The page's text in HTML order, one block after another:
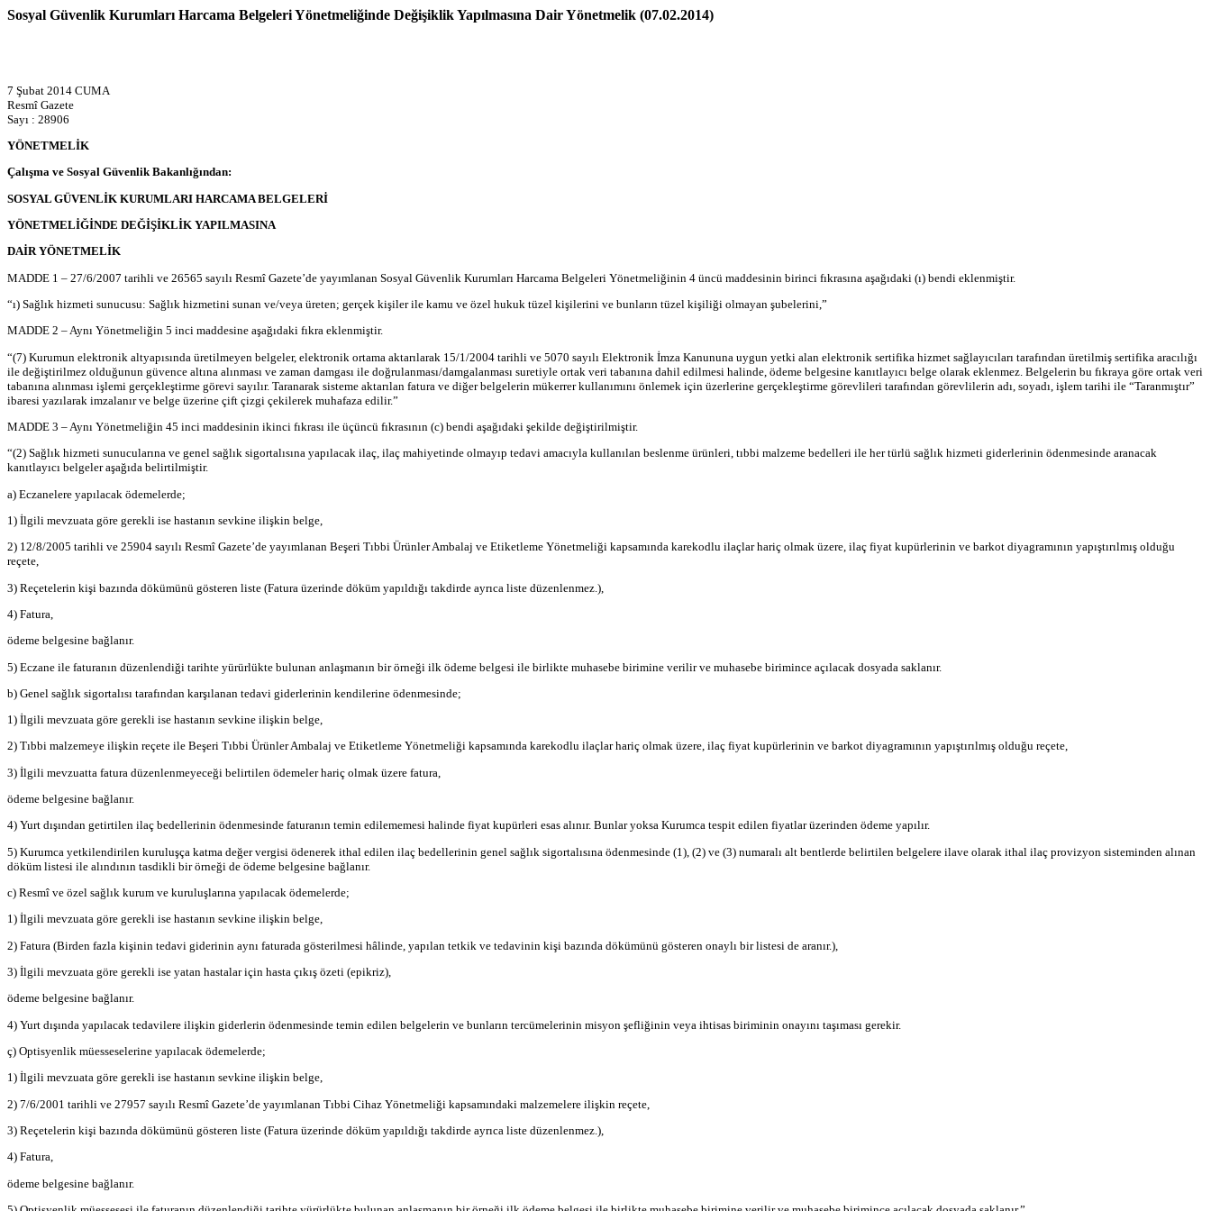
Sosyal Güvenlik Kurumları Harcama Belgeleri Yönetmeliğinde Değişiklik Yapılmasına Dair Yönetmelik (07.02.2014)
7 Şubat 2014 CUMA
Resmî Gazete
Sayı : 28906
YÖNETMELİK
Çalışma ve Sosyal Güvenlik Bakanlığından:
SOSYAL GÜVENLİK KURUMLARI HARCAMA BELGELERİ
YÖNETMELİĞİNDE DEĞİŞİKLİK YAPILMASINA
DAİR YÖNETMELİK
MADDE 1 – 27/6/2007 tarihli ve 26565 sayılı Resmî Gazete’de yayımlanan Sosyal Güvenlik Kurumları Harcama Belgeleri Yönetmeliğinin 4 üncü maddesinin birinci fıkrasına aşağıdaki (ı) bendi eklenmiştir.
“ı) Sağlık hizmeti sunucusu: Sağlık hizmetini sunan ve/veya üreten; gerçek kişiler ile kamu ve özel hukuk tüzel kişilerini ve bunların tüzel kişiliği olmayan şubelerini,”
MADDE 2 – Aynı Yönetmeliğin 5 inci maddesine aşağıdaki fıkra eklenmiştir.
“(7) Kurumun elektronik altyapısında üretilmeyen belgeler, elektronik ortama aktarılarak 15/1/2004 tarihli ve 5070 sayılı Elektronik İmza Kanununa uygun yetki alan elektronik sertifika hizmet sağlayıcıları tarafından üretilmiş sertifika aracılığı
ile değiştirilmez olduğunun güvence altına alınması ve zaman damgası ile doğrulanması/damgalanması suretiyle ortak veri tabanına dahil edilmesi halinde, ödeme belgesine kanıtlayıcı belge olarak eklenmez. Belgelerin bu fıkraya göre ortak veri
tabanına alınması işlemi gerçekleştirme görevi sayılır. Taranarak sisteme aktarılan fatura ve diğer belgelerin mükerrer kullanımını önlemek için üzerlerine gerçekleştirme görevlileri tarafından görevlilerin adı, soyadı, işlem tarihi ile “Taranmıştır”
ibaresi yazılarak imzalanır ve belge üzerine çift çizgi çekilerek muhafaza edilir.”
MADDE 3 – Aynı Yönetmeliğin 45 inci maddesinin ikinci fıkrası ile üçüncü fıkrasının (c) bendi aşağıdaki şekilde değiştirilmiştir.
“(2) Sağlık hizmeti sunucularına ve genel sağlık sigortalısına yapılacak ilaç, ilaç mahiyetinde olmayıp tedavi amacıyla kullanılan beslenme ürünleri, tıbbi malzeme bedelleri ile her türlü sağlık hizmeti giderlerinin ödenmesinde aranacak
kanıtlayıcı belgeler aşağıda belirtilmiştir.
a) Eczanelere yapılacak ödemelerde;
1) İlgili mevzuata göre gerekli ise hastanın sevkine ilişkin belge,
2) 12/8/2005 tarihli ve 25904 sayılı Resmî Gazete’de yayımlanan Beşeri Tıbbi Ürünler Ambalaj ve Etiketleme Yönetmeliği kapsamında karekodlu ilaçlar hariç olmak üzere, ilaç fiyat kupürlerinin ve barkot diyagramının yapıştırılmış olduğu
reçete,
3) Reçetelerin kişi bazında dökümünü gösteren liste (Fatura üzerinde döküm yapıldığı takdirde ayrıca liste düzenlenmez.),
4) Fatura,
ödeme belgesine bağlanır.
5) Eczane ile faturanın düzenlendiği tarihte yürürlükte bulunan anlaşmanın bir örneği ilk ödeme belgesi ile birlikte muhasebe birimine verilir ve muhasebe birimince açılacak dosyada saklanır.
b) Genel sağlık sigortalısı tarafından karşılanan tedavi giderlerinin kendilerine ödenmesinde;
1) İlgili mevzuata göre gerekli ise hastanın sevkine ilişkin belge,
2) Tıbbi malzemeye ilişkin reçete ile Beşeri Tıbbi Ürünler Ambalaj ve Etiketleme Yönetmeliği kapsamında karekodlu ilaçlar hariç olmak üzere, ilaç fiyat kupürlerinin ve barkot diyagramının yapıştırılmış olduğu reçete,
3) İlgili mevzuatta fatura düzenlenmeyeceği belirtilen ödemeler hariç olmak üzere fatura,
ödeme belgesine bağlanır.
4) Yurt dışından getirtilen ilaç bedellerinin ödenmesinde faturanın temin edilememesi halinde fiyat kupürleri esas alınır. Bunlar yoksa Kurumca tespit edilen fiyatlar üzerinden ödeme yapılır.
5) Kurumca yetkilendirilen kuruluşça katma değer vergisi ödenerek ithal edilen ilaç bedellerinin genel sağlık sigortalısına ödenmesinde (1), (2) ve (3) numaralı alt bentlerde belirtilen belgelere ilave olarak ithal ilaç provizyon sisteminden alınan
döküm listesi ile alındının tasdikli bir örneği de ödeme belgesine bağlanır.
c) Resmî ve özel sağlık kurum ve kuruluşlarına yapılacak ödemelerde;
1) İlgili mevzuata göre gerekli ise hastanın sevkine ilişkin belge,
2) Fatura (Birden fazla kişinin tedavi giderinin aynı faturada gösterilmesi hâlinde, yapılan tetkik ve tedavinin kişi bazında dökümünü gösteren onaylı bir listesi de aranır.),
3) İlgili mevzuata göre gerekli ise yatan hastalar için hasta çıkış özeti (epikriz),
ödeme belgesine bağlanır.
4) Yurt dışında yapılacak tedavilere ilişkin giderlerin ödenmesinde temin edilen belgelerin ve bunların tercümelerinin misyon şefliğinin veya ihtisas biriminin onayını taşıması gerekir.
ç) Optisyenlik müesseselerine yapılacak ödemelerde;
1) İlgili mevzuata göre gerekli ise hastanın sevkine ilişkin belge,
2) 7/6/2001 tarihli ve 27957 sayılı Resmî Gazete’de yayımlanan Tıbbi Cihaz Yönetmeliği kapsamındaki malzemelere ilişkin reçete,
3) Reçetelerin kişi bazında dökümünü gösteren liste (Fatura üzerinde döküm yapıldığı takdirde ayrıca liste düzenlenmez.),
4) Fatura,
ödeme belgesine bağlanır.